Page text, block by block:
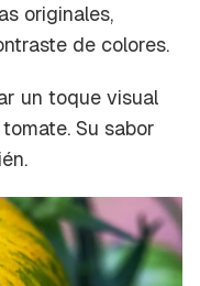
originales,
de colores.
un toque visual
Su sabor